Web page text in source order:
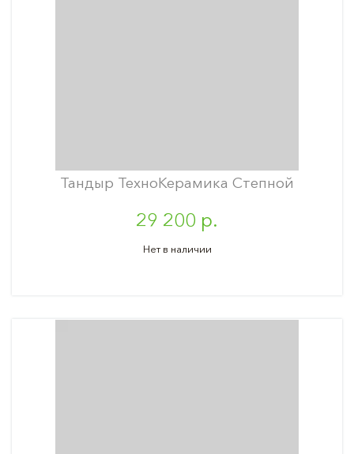
Тандыр ТехноКерамика Степной
29 200 р.
Нет в наличии